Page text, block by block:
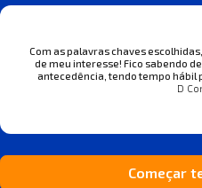
Com as palavras chaves
de meu interesse! Fico sabendo
antecedência, tendo tempo hábil
D
Começar